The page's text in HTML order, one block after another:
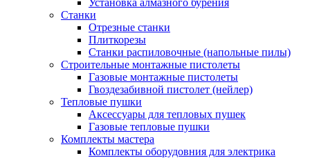
Установка алмазного бурения
Станки
Отрезные станки
Плиткорезы
Станки распиловочные (напольные пилы)
Строительные монтажные пистолеты
Газовые монтажные пистолеты
Гвоздезабивной пистолет (нейлер)
Тепловые пушки
Аксессуары для тепловых пушек
Газовые тепловые пушки
Комплекты мастера
Комплекты оборудовния для электрика